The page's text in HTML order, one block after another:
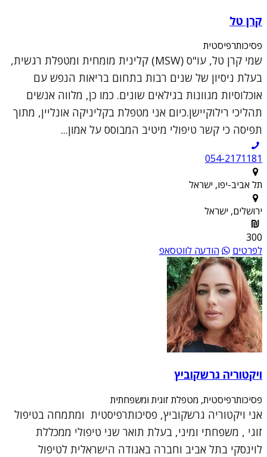
קרן טל
פסיכותרפיסטית
שמי קרן טל, עו"ס (MSW) קלינית מומחית ומטפלת רגשית,
בעלת ניסיון של שנים רבות בתחום בריאות הנפש עם
אוכלוסיות מגוונות בגילאים שונים. כמו כן, מלווה אנשים
תהליכי רילוקיישן.כיום אני מטפלת בקליניקה אונליין, מתוך
תפיסה כי קשר טיפולי מיטיב המבוסס על אמון...
054-2171181
תל אביב-יפו, ישראל
ירושלים, ישראל
300
לפרטים
הודעה לווטסאפ
ויקטוריה גרשקוביץ
פסיכותרפיסטית, מטפלת זוגית ומשפחתית
אני ויקטוריה גרשקוביץ, פסיכותרפיסטית ומתמחה בטיפול
זוגי , משפחתי ומיני, בעלת תואר שני טיפולי ממכללת
לוינסקי בתל אביב וחברה באגודה הישראלית לטיפול